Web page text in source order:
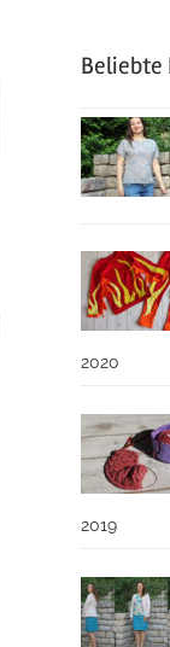
Beliebte
2020
2019